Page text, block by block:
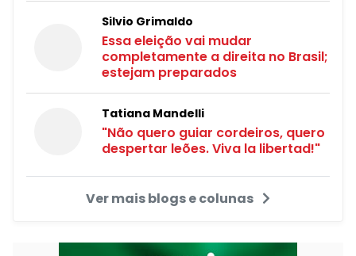
Silvio Grimaldo
Essa eleição vai mudar
completamente a direita no Brasil;
estejam preparados
Tatiana Mandelli
"Não quero guiar cordeiros, quero
despertar leões. Viva la libertad!"
Ver mais blogs e colunas